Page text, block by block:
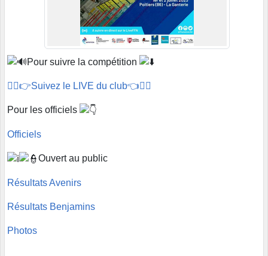
Pour suivre la compétition
🏊‍♂️👉Suivez le LIVE du club👈🏊‍♂️
Pour les officiels
Officiels
Ouvert au public
Résultats Avenirs
Résultats Benjamins
Photos